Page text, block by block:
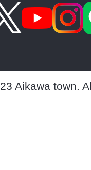
Aikawa town.